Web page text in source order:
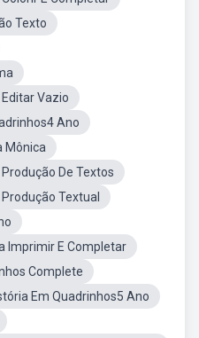
Texto
Vazio
Ano
Mônica
De Textos
Textual
Imprimir E Completar
Complete
Em Quadrinhos5 Ano